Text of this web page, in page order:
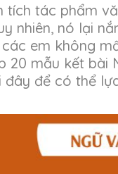
tích tác phẩm
nhiên, nó lại
em không
20 mẫu kết
để có thể